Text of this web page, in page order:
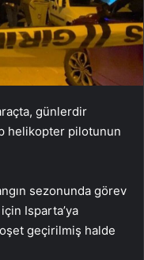
günlerdir
helikopter pilotunun
sezonunda görev
Isparta’ya
geçirilmiş halde